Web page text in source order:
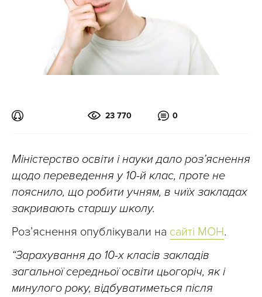
23 770 0
Міністерство освіти і науки дало роз’яснення
щодо переведення у 10-й клас, проте не
пояснило, що робити учням, в чиїх закладах
закривають старшу школу.
Роз’яснення опублікували на сайті МОН.
“Зарахування до 10-х класів закладів
загальної середньої освіти цьогоріч, як і
минулого року, відбуватиметься після